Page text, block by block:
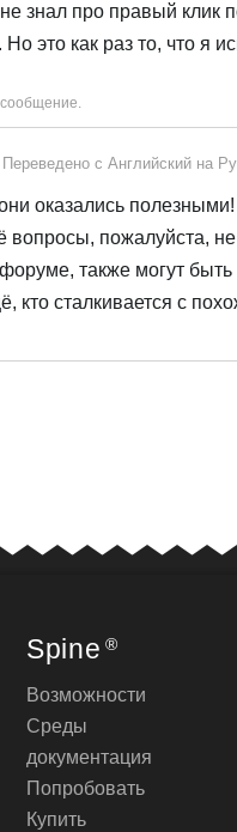
знал про правый клик
это как раз то, что я
сообщение.
Переведено с Английский на
оказались
вопросы, пожалуйста,
также могут
кто сталкивается с
Spine ®
Возможности
Среды
документация
Попробовать
Купить